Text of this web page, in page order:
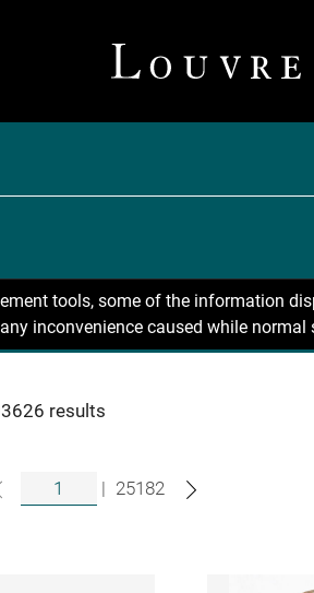
tools, some of the information
inconvenience caused while normal
results
| 25182